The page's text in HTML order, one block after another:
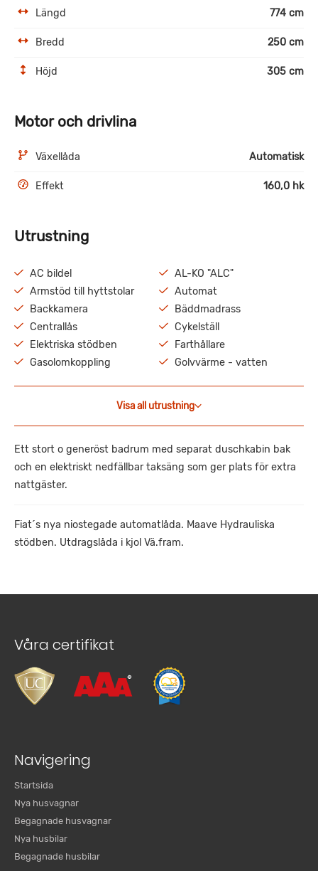
Längd 774 cm
Bredd 250 cm
Höjd 305 cm
Motor och drivlina
Växellåda Automatisk
Effekt 160,0 hk
Utrustning
AC bildel
AL-KO "ALC"
Armstöd till hyttstolar
Automat
Backkamera
Bäddmadrass
Centrallås
Cykelställ
Elektriska stödben
Farthållare
Gasolomkoppling
Golvvärme - vatten
Visa all utrustning
Ett stort o generöst badrum med separat duschkabin bak
och en elektriskt nedfällbar taksäng som ger plats för extra
nattgäster.
Fiat´s nya niostegade automatlåda. Maave Hydrauliska
stödben. Utdragslåda i kjol Vä.fram.
Våra certifikat
Navigering
Startsida
Nya husvagnar
Begagnade husvagnar
Nya husbilar
Begagnade husbilar